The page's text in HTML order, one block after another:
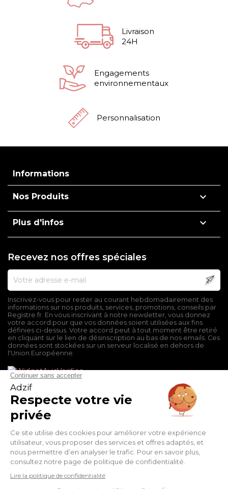
Livraison
24H
Engagements
environnementaux
Personnalisation
Informations
Nos Produits 
Plus d'infos 
Recevez nos offres spéciales
Inscrivez-vous pour rester au courant hebdomadairement des
informations sur nos produits, services, promotions, conseils par
Registre.fr. En vous inscrivant à notre newsletter, vous donnez
votre accord pour que vos données soient utilisées aux fins
définies ci-dessus. Votre accord peut à tout moment être retiré
en cliquant sur le lien de désinscription au bas de nos emails. Ces
données sont stockées sur un serveur localisé en dehors de
l'Union Européenne.
Conditions générales de vente
Politique de confidentialité